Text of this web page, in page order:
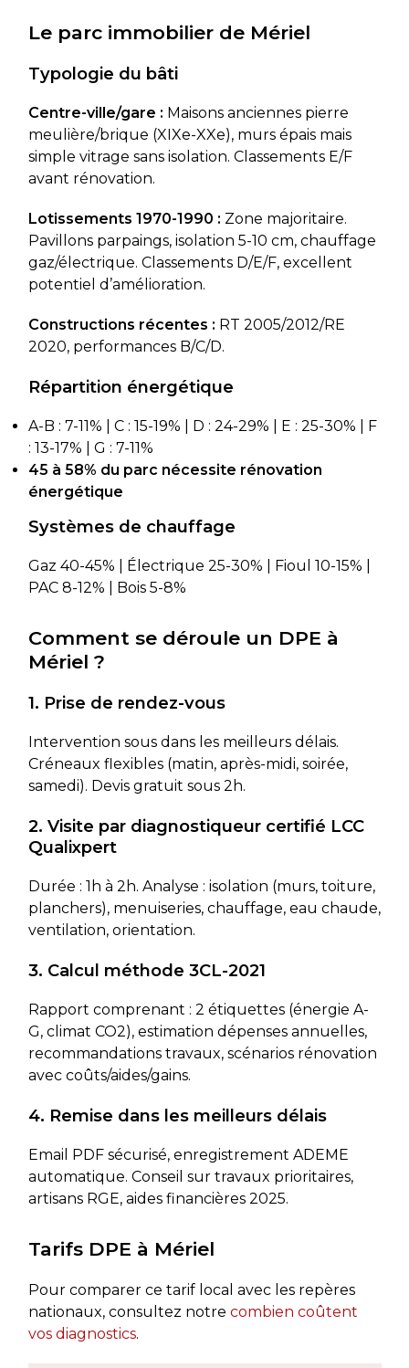
Le parc immobilier de Mériel
Typologie du bâti
Centre-ville/gare : Maisons anciennes pierre
meulière/brique (XIXe-XXe), murs épais mais
simple vitrage sans isolation. Classements E/F
avant rénovation.
Lotissements 1970-1990 : Zone majoritaire.
Pavillons parpaings, isolation 5-10 cm, chauffage
gaz/électrique. Classements D/E/F, excellent
potentiel d’amélioration.
Constructions récentes : RT 2005/2012/RE
2020, performances B/C/D.
Répartition énergétique
A-B : 7-11% | C : 15-19% | D : 24-29% | E : 25-30% | F
: 13-17% | G : 7-11%
45 à 58% du parc nécessite rénovation
énergétique
Systèmes de chauffage
Gaz 40-45% | Électrique 25-30% | Fioul 10-15% |
PAC 8-12% | Bois 5-8%
Comment se déroule un DPE à
Mériel ?
1. Prise de rendez-vous
Intervention sous dans les meilleurs délais.
Créneaux flexibles (matin, après-midi, soirée,
samedi). Devis gratuit sous 2h.
2. Visite par diagnostiqueur certifié LCC
Qualixpert
Durée : 1h à 2h. Analyse : isolation (murs, toiture,
planchers), menuiseries, chauffage, eau chaude,
ventilation, orientation.
3. Calcul méthode 3CL-2021
Rapport comprenant : 2 étiquettes (énergie A-
G, climat CO2), estimation dépenses annuelles,
recommandations travaux, scénarios rénovation
avec coûts/aides/gains.
4. Remise dans les meilleurs délais
Email PDF sécurisé, enregistrement ADEME
automatique. Conseil sur travaux prioritaires,
artisans RGE, aides financières 2025.
Tarifs DPE à Mériel
Pour comparer ce tarif local avec les repères
nationaux, consultez notre combien coûtent
vos diagnostics.